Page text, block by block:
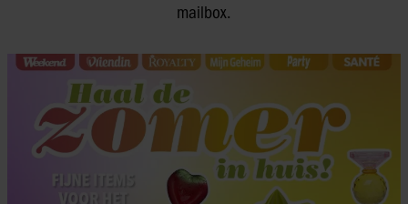
mailbox.